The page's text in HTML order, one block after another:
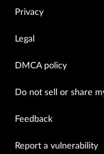
Privacy
Legal
DMCA policy
Do not sell or share
Feedback
Report a vulnerability